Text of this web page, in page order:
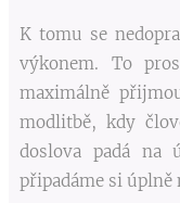
K tomu se
výkonem. To
maximálně
modlitbě, kdy
doslova padá na
připadáme si